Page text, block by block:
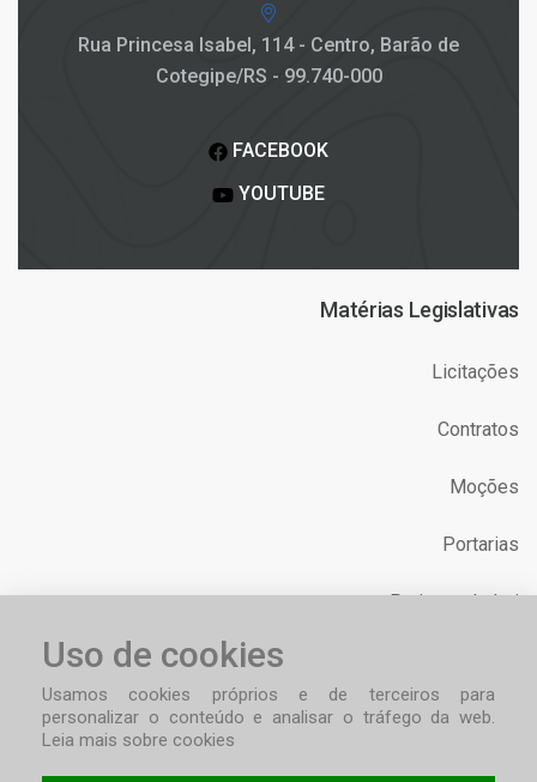
Rua Princesa Isabel, 114 - Centro, Barão de
Cotegipe/RS - 99.740-000
FACEBOOK
YOUTUBE
Matérias Legislativas
Licitações
Contratos
Moções
Portarias
Projetos de Lei
Uso de cookies
Usamos cookies próprios e de terceiros para
personalizar o conteúdo e analisar o tráfego da web.
Leia mais sobre cookies